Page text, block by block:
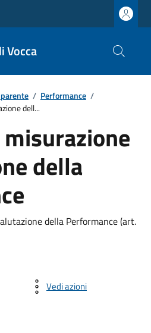
Vocca
/ Performance /
dell...
della
della Performance (art.
Vedi azioni